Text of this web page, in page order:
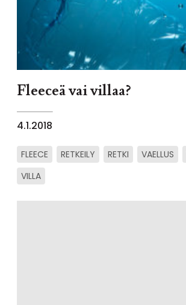
Fleeceä vai villaa?
4.1.2018
FLEECE RETKEILY RETKI VAELLUS
VILLA